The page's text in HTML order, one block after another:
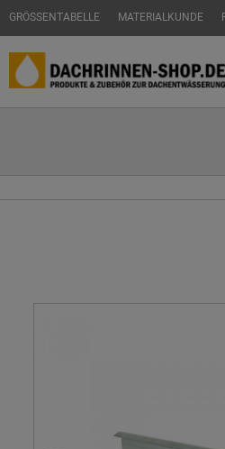
GRÖSSENTABELLE MATERIALKUNDE